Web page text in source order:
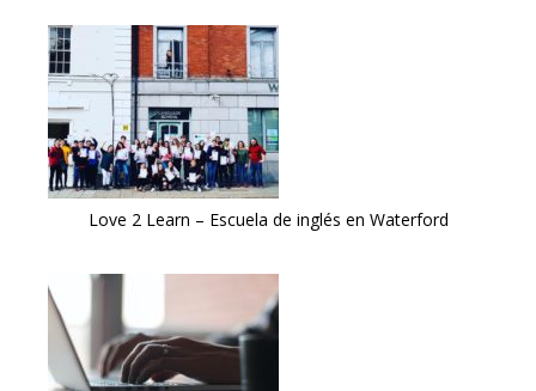
Love 2 Learn – Escuela de inglés en Waterford